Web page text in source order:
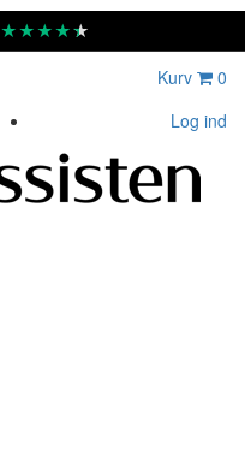
★★★★★
Kurv
0
Log ind